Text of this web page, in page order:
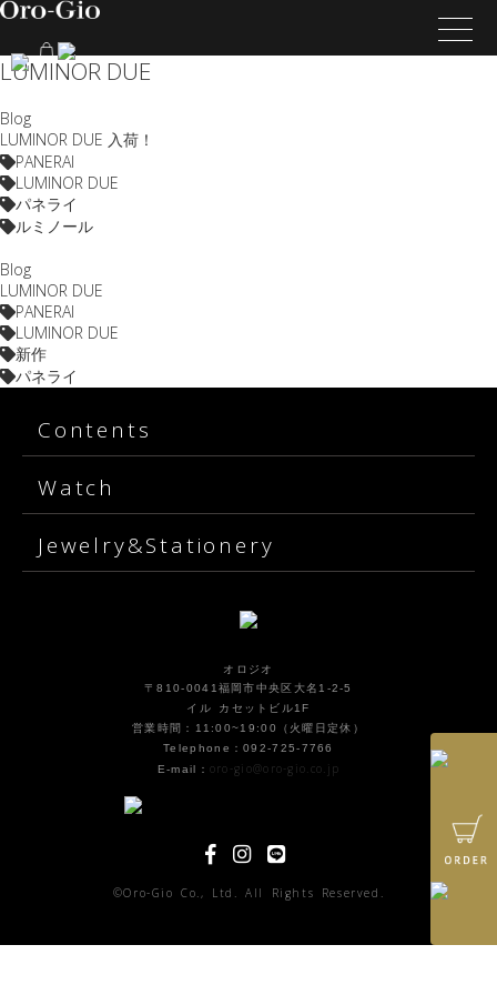
LUMINOR DUE
Blog
LUMINOR DUE 入荷！
PANERAI
LUMINOR DUE
パネライ
ルミノール
Blog
LUMINOR DUE
PANERAI
LUMINOR DUE
新作
パネライ
Contents
Watch
Jewelry&Stationery
オロジオ
〒810-0041福岡市中央区大名1-2-5
イル カセットビル1F
営業時間：11:00~19:00（火曜日定休）
Telephone：092-725-7766
E-mail： oro-gio@oro-gio.co.jp
©Oro-Gio Co., Ltd. All Rights Reserved.